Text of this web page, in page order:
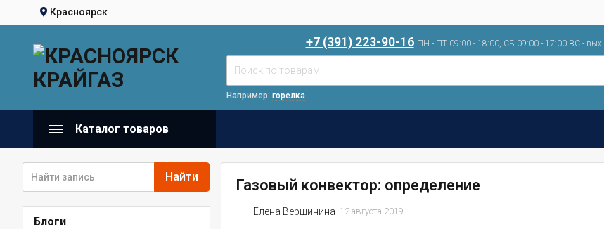
Красноярск
+7 (391) 223-90-16 ПН - ПТ 09:00 - 18:00, СБ 09:00 - 17:00 ВС - вых.
Например: горелка
Каталог товаров
Найти
Блоги
Газовый конвектор: определение
Елена Вершинина 12 августа 2019